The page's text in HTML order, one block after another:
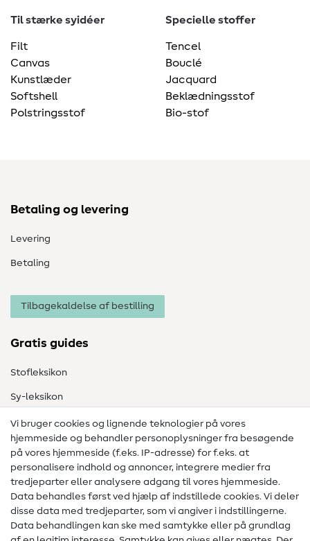
Til stærke syidéer
Filt
Canvas
Kunstlæder
Softshell
Polstringsstof
Specielle stoffer
Tencel
Bouclé
Jacquard
Beklædningsstof
Bio-stof
Betaling og levering
Levering
Betaling
Tilbagekaldelse af bestilling
Gratis guides
Stofleksikon
Sy-leksikon
Syvejledninger
Hjælp & kontakt
Kontakt
Information om ændring af operatør
FAQ
Vi bruger cookies og lignende teknologier på vores
hjemmeside og behandler personoplysninger fra besøgende
på vores hjemmeside (f.eks. IP-adresse) for f.eks. at
personalisere indhold og annoncer, integrere medier fra
tredjeparter eller analysere adgang til vores hjemmeside.
Data behandles først ved hjælp af indstillede cookies. Vi deler
disse data med tredjeparter, som vi angiver i indstillingerne.
Data behandlingen kan ske med samtykke eller på grundlag